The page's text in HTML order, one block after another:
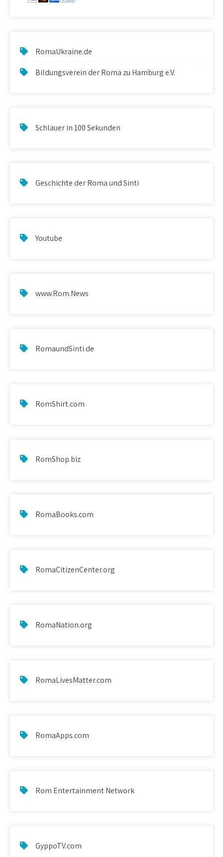
RomaUkraine.de
Bildungsverein der Roma zu Hamburg e.V.
Schlauer in 100 Sekunden
Geschichte der Roma und Sinti
Youtube
www.Rom.News
RomaundSinti.de
RomShirt.com
RomShop.biz
RomaBooks.com
RomaCitizenCenter.org
RomaNation.org
RomaLivesMatter.com
RomaApps.com
Rom Entertainment Network
GyppoTV.com